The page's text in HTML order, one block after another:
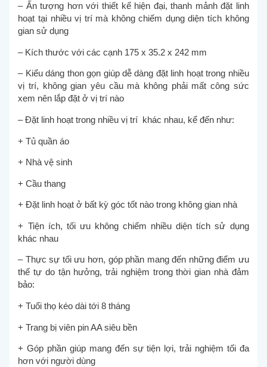
– Ấn tượng hơn với thiết kế hiện đại, thanh mảnh đặt linh
hoạt tại nhiều vị trí mà không chiếm dụng diện tích không
gian sử dụng
– Kích thước với các cạnh 175 x 35.2 x 242 mm
– Kiểu dáng thon gọn giúp dễ dàng đặt linh hoạt trong nhiều
vị trí, không gian yêu cầu mà không phải mất công sức
xem nên lắp đặt ở vị trí nào
– Đặt linh hoạt trong nhiều vị trí khác nhau, kể đến như:
+ Tủ quần áo
+ Nhà vệ sinh
+ Cầu thang
+ Đặt linh hoạt ở bất kỳ góc tốt nào trong không gian nhà
+ Tiện ích, tối ưu không chiếm nhiều diện tích sử dụng
khác nhau
– Thực sự tối ưu hơn, góp phần mang đến những điểm ưu
thế tự do tận hưởng, trải nghiệm trong thời gian nhà đảm
bảo:
+ Tuổi thọ kéo dài tới 8 tháng
+ Trang bị viên pin AA siêu bền
+ Góp phần giúp mang đến sự tiện lợi, trải nghiệm tối đa
hơn với người dùng